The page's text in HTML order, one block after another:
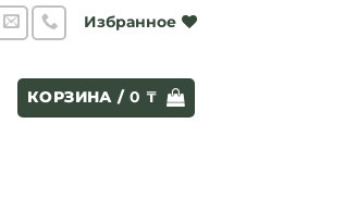
Избранное
КОРЗИНА /0 ₸